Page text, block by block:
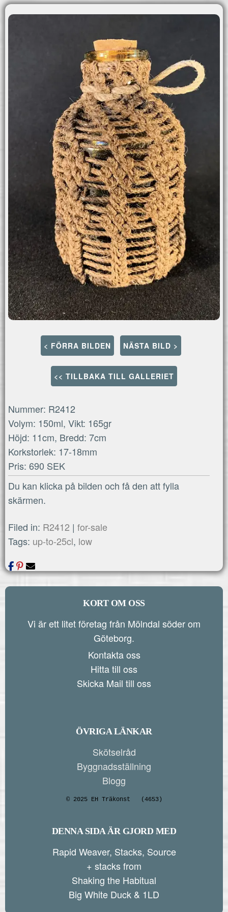
MENU
< FÖRRA BILDEN NÄSTA BILD >
<< TILLBAKA TILL GALLERIET
Nummer: R2412
Volym: 150ml, Vikt: 165gr
Höjd: 11cm, Bredd: 7cm
Korkstorlek: 17-18mm
Pris: 690 SEK
Du kan klicka på bilden och få den att fylla
skärmen.
Filed in: R2412 |for-sale
Tags: up-to-25cl, low
KORT OM OSS
Vi är ett litet företag från Mölndal söder om
Göteborg.
Kontakta oss
Hitta till oss
Skicka Mail till oss
ÖVRIGA LÄNKAR
Skötselråd
Byggnadsställning
Blogg
© 2025 EH Träkonst (4653)
DENNA SIDA ÄR GJORD MED
Rapid Weaver, Stacks, Source
+ stacks from
Shaking the Habitual
Big White Duck & 1LD